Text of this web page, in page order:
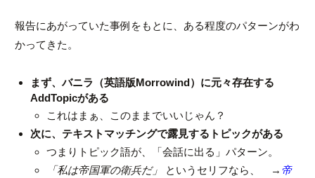
報告にあがっていた事例をもとに、ある程度のパターンがわ
かってきた。
まず、バニラ（英語版Morrowind）に元々存在する
AddTopicがある
これはまぁ、このままでいいじゃん？
次に、テキストマッチングで露見するトピックがある
つまりトピック語が、「会話に出る」パターン。
「私は帝国軍の衛兵だ」
というセリフなら、 → 帝